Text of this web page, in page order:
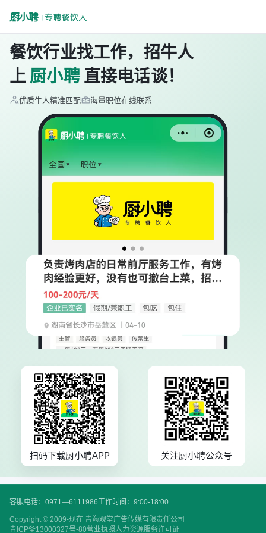
餐饮行业找工作，招牛人
上 厨小聘 直接电话谈！
优质牛人精准匹配 海量职位在线联系
扫码下载厨小聘APP 关注厨小聘公众号
客服电话：0971—6111986工作时间：9:00-18:00
Copyright © 2009-现在 青海观堂广告传媒有限责任公司
青ICP备13000327号-80营业执照人力资源服务许可证